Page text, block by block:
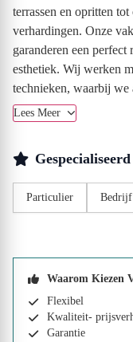
terrassen en opritten
verhardingen. Onze
garanderen een
esthetiek. Wij werken
technieken, waarbij we
Lees Meer
Particulier Bedrijf
Waarom Kiezen
Flexibel
Kwaliteit-
Garantie